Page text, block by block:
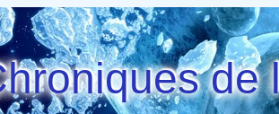
de